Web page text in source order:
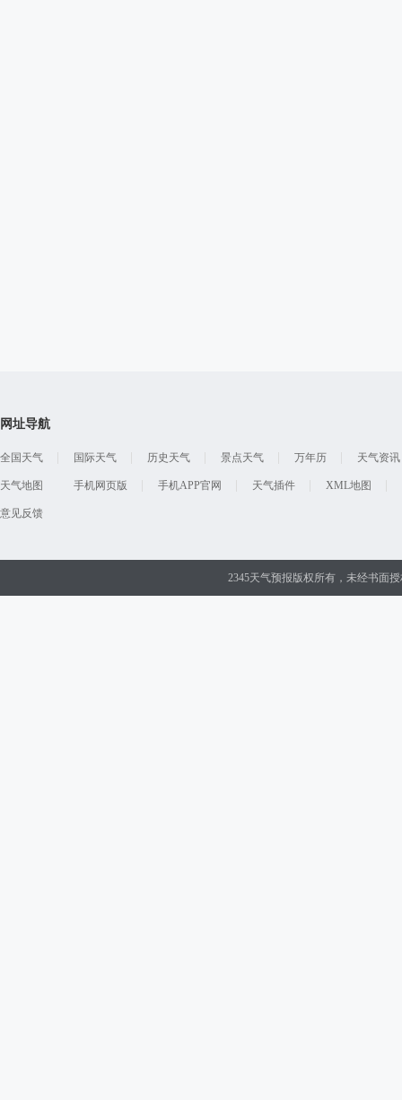
网址导航
全国天气 国际天气 历史天气 景点天气 万年历 天气资讯
天气地图 手机网页版 手机APP官网 天气插件 XML地图
意见反馈
2345天气预报版权所有，未经书面